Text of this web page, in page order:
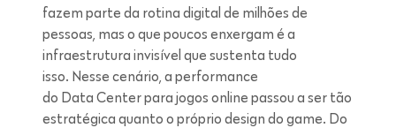
fazem parte da rotina digital de milhões de
pessoas, mas o que poucos enxergam é a
infraestrutura invisível que sustenta tudo
isso. Nesse cenário, a performance
do Data Center para jogos online passou a ser tão
estratégica quanto o próprio design do game. Do